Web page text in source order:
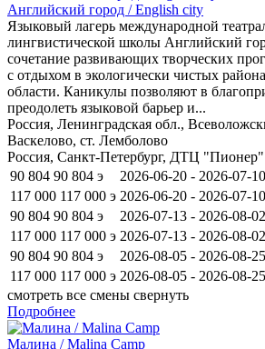
Английский город / English city
Языковый лагерь международной
лингвистической школы Английский
сочетание развивающих творческих
с отдыхом в экологически чистых
области. Каникулы позволяют в
преодолеть языковой барьер и...
Россия, Ленинградская обл.,
Васкелово, ст. Лемболово
Россия, Санкт-Петербург, ДТЦ "Пионер"
90 804 90 804 э
2026-06-20 - 2026-07-10
117 000 117 000 э 2026-06-20 - 2026-07-10
90 804 90 804 э
2026-07-13 - 2026-08-02
117 000 117 000 э 2026-07-13 - 2026-08-02
90 804 90 804 э
2026-08-05 - 2026-08-25
117 000 117 000 э 2026-08-05 - 2026-08-25
смотреть все смены свернуть
Подробнее
Малина / Malina Camp